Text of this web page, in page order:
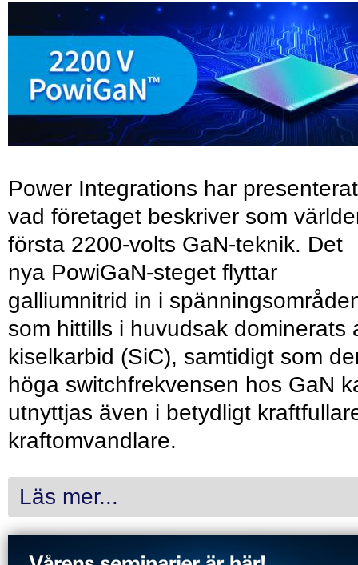
Power Integrations har presenterat
vad företaget beskriver som
första 2200-volts GaN-teknik. Det
nya PowiGaN-steget flyttar
galliumnitrid in i
som hittills i huvudsak dominerats
kiselkarbid (SiC), samtidigt som
höga switchfrekvensen hos GaN
utnyttjas även i betydligt
kraftomvandlare.
Läs mer...